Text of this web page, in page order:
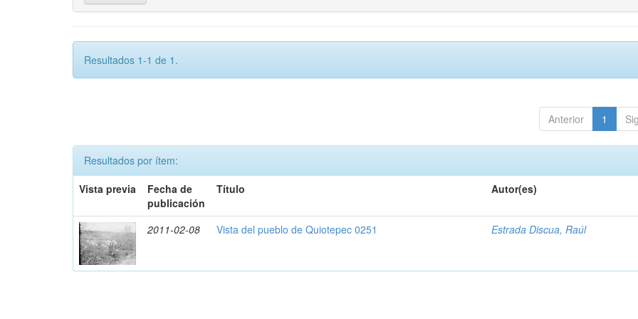
Resultados 1-1 de 1.
Anterior 1
Resultados por ítem:
Vista previa
Fecha de
publicación
Título Autor(es)
2011-02-08 Vista del pueblo de Quiotepec 0251 Estrada Discua, Raúl